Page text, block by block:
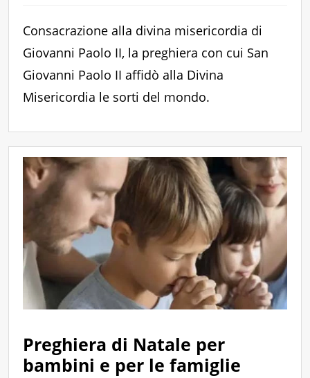
Consacrazione alla divina misericordia di
Giovanni Paolo II, la preghiera con cui San
Giovanni Paolo II affidò alla Divina
Misericordia le sorti del mondo.
Preghiera di Natale per
bambini e per le famiglie